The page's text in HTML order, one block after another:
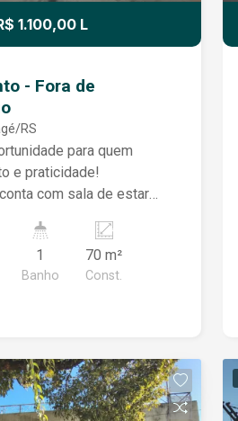
1.100,00 L
- Fora de
RS
para quem
e praticidade!
com sala de estar
coberta com
social e dois
um deles com
no dia a dia. Além
conta com ótima
garantindo boa
1
Banho
70 m²
Const.